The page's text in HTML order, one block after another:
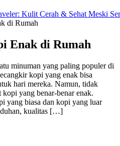
Kulit Cerah & Sehat Meski
di Rumah
Enak di Rumah
minuman yang paling populer di
kopi yang enak bisa
hari mereka. Namun, tidak
kopi yang benar-benar enak.
yang biasa dan kopi yang luar
kualitas […]